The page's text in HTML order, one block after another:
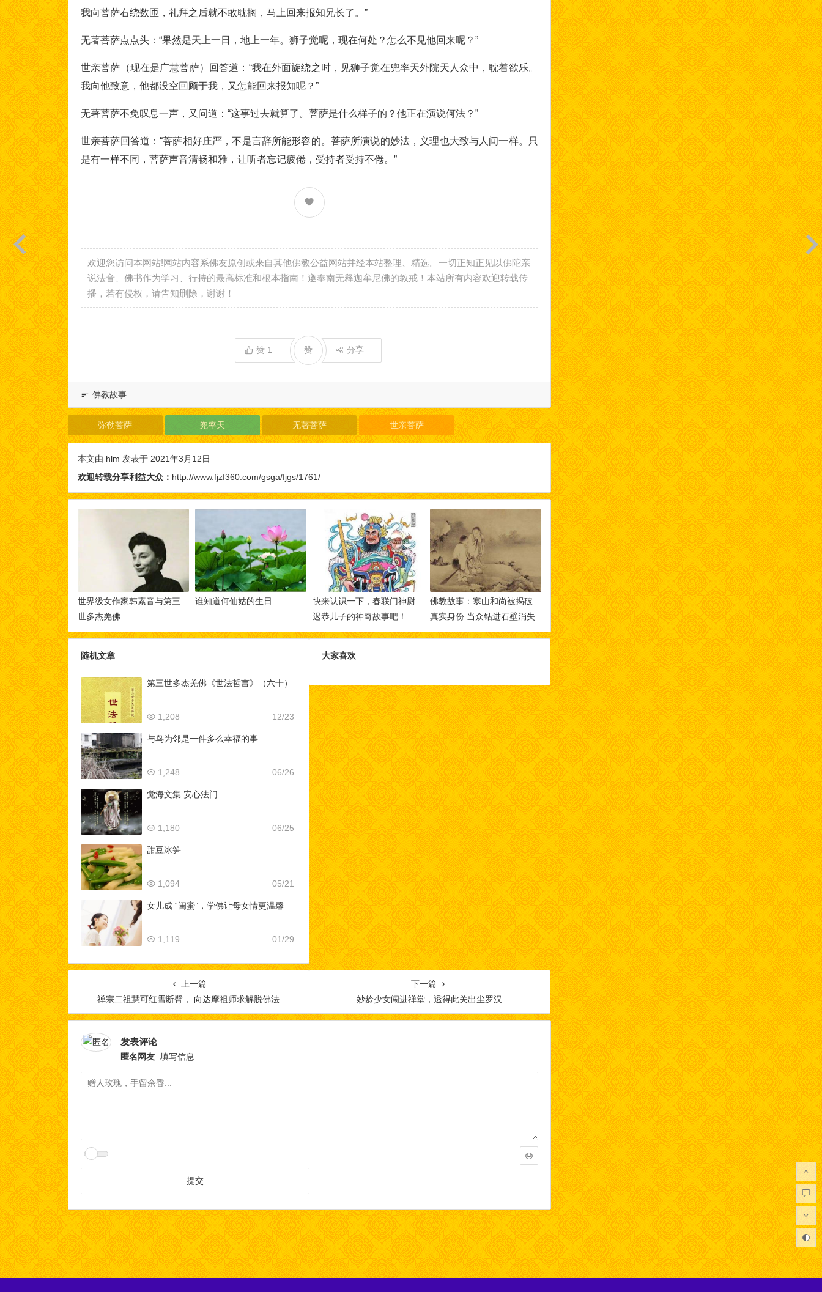
我向菩萨右绕数匝，礼拜之后就不敢耽搁，马上回来报知兄长了。”
无著菩萨点点头：“果然是天上一日，地上一年。狮子觉呢，现在何处？怎么不见他回来呢？”
世亲菩萨（现在是广慧菩萨）回答道：“我在外面旋绕之时，见狮子觉在兜率天外院天人众中，耽着欲乐。
我向他致意，他都没空回顾于我，又怎能回来报知呢？”
无著菩萨不免叹息一声，又问道：“这事过去就算了。菩萨是什么样子的？他正在演说何法？”
世亲菩萨回答道：“菩萨相好庄严，不是言辞所能形容的。菩萨所演说的妙法，义理也大致与人间一样。只
是有一样不同，菩萨声音清畅和雅，让听者忘记疲倦，受持者受持不倦。”
欢迎您访问本网站!网站内容系佛友原创或来自其他佛教公益网站并经本站整理、精选。一切正知正见以佛陀亲
说法音、佛书作为学习、行持的最高标准和根本指南！遵奉南无释迦牟尼佛的教戒！本站所有内容欢迎转载传
播，若有侵权，请告知删除，谢谢！
赞 1 分享
赞
佛教故事
弥勒菩萨 兜率天 无著菩萨 世亲菩萨
本文由 hlm 发表于 2021年3月12日
欢迎转载分享利益大众： http://www.fjzf360.com/gsga/fjgs/1761/
世界级女作家韩素音与第三
世多杰羌佛
谁知道何仙姑的生日
快来认识一下，春联门神尉
迟恭儿子的神奇故事吧！
佛教故事：寒山和尚被揭破
真实身份 当众钻进石壁消失
无踪
随机文章
第三世多杰羌佛《世法哲言》（六十）
12/23
1,208
与鸟为邻是一件多么幸福的事
06/26
1,248
觉海文集 安心法门
06/25
1,180
甜豆冰笋
05/21
1,094
女儿成 “闺蜜”，学佛让母女情更温馨
01/29
1,119
大家喜欢
上一篇
禅宗二祖慧可红雪断臂， 向达摩祖师求解脱佛法
下一篇
妙龄少女闯进禅堂，透得此关出尘罗汉
发表评论
匿名网友 填写信息